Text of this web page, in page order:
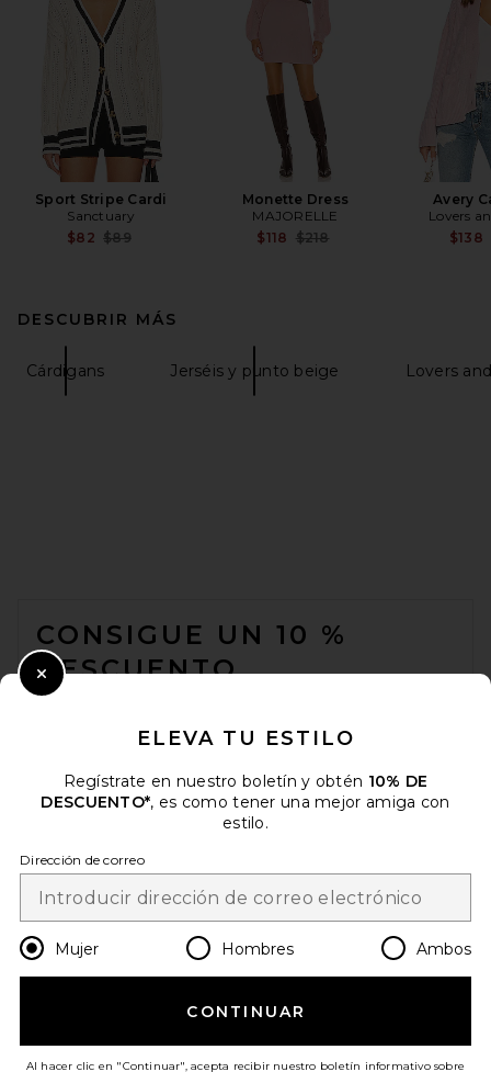
Sport Stripe Cardi
Sanctuary
$82 Previous price:
$89
Monette Dress
MAJORELLE
$118 Previous price:
$218
Avery
Lovers
$138
DESCUBRIR MÁS
Cárdigans Jerséis y punto beige Lovers
CONSIGUE UN 10 %
DESCUENTO
electrónico. Puede retirarse en cualquier momento.
Email Address
Change Country Regions
es USD
¡AYÚDANOS A MEJORAR!
ELEVA TU ESTILO
Regístrate en nuestro boletín y obtén 10% DE
DESCUENTO*, es como tener una mejor amiga con
estilo.
Dirección de correo
Mujer Hombres Ambos
CONTINUAR
Al hacer clic en "Continuar", acepta recibir nuestro boletín informativo sobre
Close Modal